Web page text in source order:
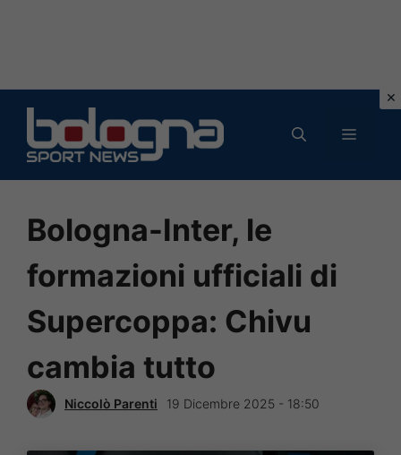
contenuto
MENU
Bologna-Inter, le
formazioni ufficiali di
Supercoppa: Chivu
cambia tutto
Niccolò Parenti 19 Dicembre 2025 - 18:50